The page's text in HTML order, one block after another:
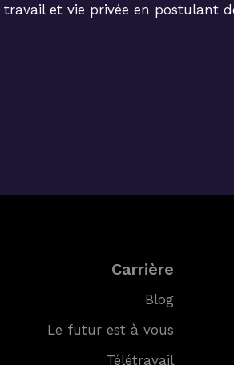
et vie privée en postulant
Carrière
Blog
Le futur est à vous
Télétravail